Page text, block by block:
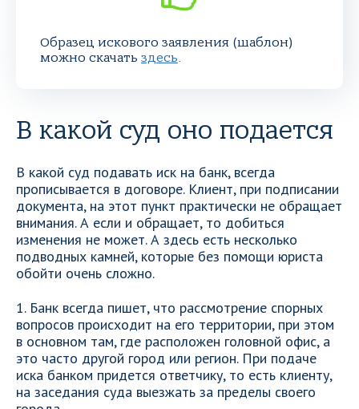
Образец искового заявления (шаблон)
можно скачать здесь.
В какой суд оно подается
В какой суд подавать иск на банк, всегда
прописывается в договоре. Клиент, при подписании
документа, на этот пункт практически не обращает
внимания. А если и обращает, то добиться
изменения не может. А здесь есть несколько
подводных камней, которые без помощи юриста
обойти очень сложно.
1. Банк всегда пишет, что рассмотрение спорных
вопросов происходит на его территории, при этом
в основном там, где расположен головной офис, а
это часто другой город или регион. При подаче
иска банком придется ответчику, то есть клиенту,
на заседания суда выезжать за пределы своего